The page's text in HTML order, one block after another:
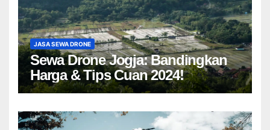
JASA SEWA DRONE
Sewa Drone Jogja: Bandingkan
Harga & Tips Cuan 2024!